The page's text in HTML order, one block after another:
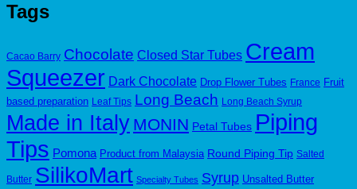
150.00฿.
Tags
Cacao Barry Chocolate Closed Star Tubes Cream
Squeezer Dark Chocolate Drop Flower Tubes France Fruit
based preparation Leaf Tips Long Beach Long Beach Syrup
Made in Italy MONIN Petal Tubes Piping
Tips Pomona Product from Malaysia Round Piping Tip Salted
Butter SilikoMart Specialty Tubes Syrup Unsalted Butter